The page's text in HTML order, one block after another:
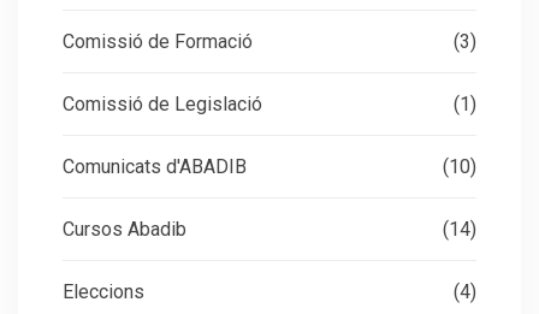
Comissió de Formació (3)
Comissió de Legislació (1)
Comunicats d'ABADIB (10)
Cursos Abadib (14)
Eleccions (4)